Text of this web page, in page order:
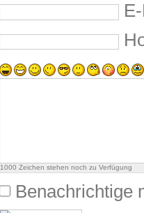
1000 Zeichen stehen noch zu Verfügung
Benachrichtige